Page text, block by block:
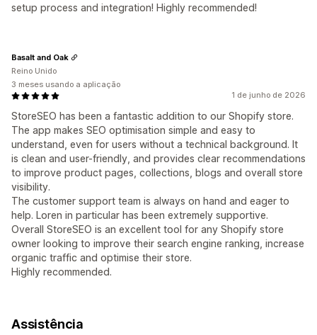
setup process and integration! Highly recommended!
1 de junho de 2026
StoreSEO has been a fantastic addition to our Shopify store.
The app makes SEO optimisation simple and easy to
understand, even for users without a technical background. It
is clean and user-friendly, and provides clear recommendations
to improve product pages, collections, blogs and overall store
visibility.
The customer support team is always on hand and eager to
help. Loren in particular has been extremely supportive.
Overall StoreSEO is an excellent tool for any Shopify store
owner looking to improve their search engine ranking, increase
organic traffic and optimise their store.
Highly recommended.
Basalt and Oak
Reino Unido
3 meses usando a aplicação
Assistência